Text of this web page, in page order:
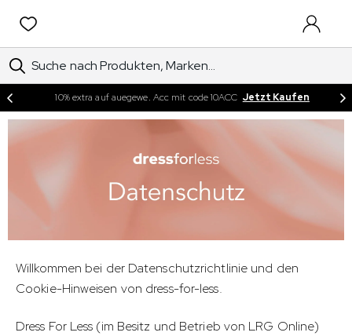
10% extra auf auegewe. Acc mit code 10ACC Jetzt Kaufen
Willkommen bei der Datenschutzrichtlinie und den
Cookie-Hinweisen von dress-for-less.
Dress For Less (im Besitz und Betrieb von LRG Online)